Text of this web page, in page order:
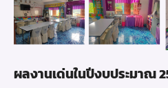
ผลงานเด่นในปีงบประมาณ